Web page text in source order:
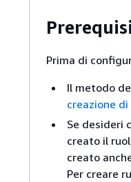
Prima di
Il metodo
creazione di
Se desideri
creato il
creato
Per creare